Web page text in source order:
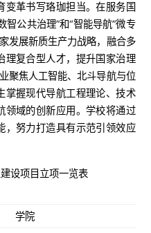
变革书写珞珈担当。在服务国
智公共治理”和“智能导航”微专
发展新质生产力战略，融合多
理复合型人才，提升国家治理
聚焦人工智能、北斗导航与位
掌握现代导航工程理论、技术
领域的创新应用。学校将通过
，努力打造具有示范引领效应
设项目立项一览表
学院